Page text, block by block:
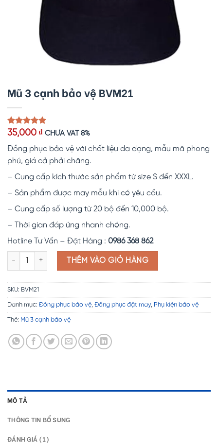
Mũ 3 cạnh bảo vệ BVM21
5.00trên 5
dựa trên
1
đánh giá
35,000 ₫ CHƯA VAT 8%
Đồng phục bảo vệ với chất liệu đa dạng, mẫu mã phong
phú, giá cả phải chăng.
– Cung cấp kích thước sản phẩm từ size S đến XXXL.
– Sản phẩm được may mẫu khi có yêu cầu.
– Cung cấp số lượng từ 20 bộ đến 10,000 bộ.
– Thời gian đáp ứng nhanh chóng.
Hotline Tư Vấn – Đặt Hàng : 0986 368 862
Mũ 3 cạnh bảo vệ BVM21 số lượng
THÊM VÀO GIỎ HÀNG
SKU: BVM21
Danh mục: Đồng phục bảo vệ, Đồng phục đặt may, Phụ kiện bảo vệ
Thẻ: Mũ 3 cạnh bảo vệ
MÔ TẢ
THÔNG TIN BỔ SUNG
ĐÁNH GIÁ (1)